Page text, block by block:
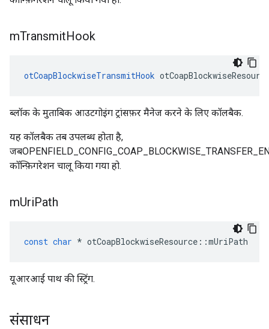
mTransmitHook
otCoapBlockwiseTransmitHook
ब्लॉक के मुताबिक आउटगोइंग ट्रांसफ़र मैनेज करने के लिए कॉलबैक.
यह कॉलबैक तब उपलब्ध होता है,
कॉन्फ़िगरेशन चालू किया गया हो.
mUriPath
const char * otCoapBlockwiseResource ::mUriPath
यूआरआई पाथ की स्ट्रिंग.
संसाधन